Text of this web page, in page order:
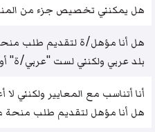
هل يمكنني تخصيص جزء من
هل أنا مؤهل/ة لتقديم طلب
بلد عربي ولكنني لست "عربي/ة"
أنا أتناسب مع المعايير ولكنني
هل أنا مؤهل لتقديم طلب منحة